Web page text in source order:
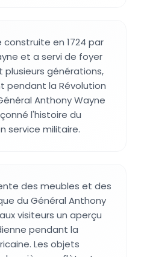
en 1724 par
et a servi de foyer
plusieurs générations,
pendant la Révolution
Anthony Wayne
l'histoire du
service militaire.
des meubles et des
du Général Anthony
visiteurs un aperçu
pendant la
Les objets